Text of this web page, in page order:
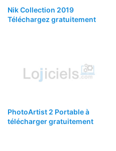
Nik Collection 2019
Téléchargez gratuitement
PhotoArtist 2 Portable à
télécharger gratuitement